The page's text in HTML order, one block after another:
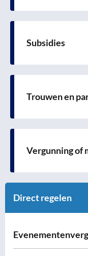
over
Subsidies
Lees
over
Trouwen en
Lees
over
Vergunning of
Lees
over
Direct regelen